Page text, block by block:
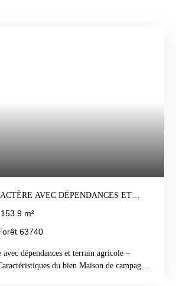
AVEC DÉPENDANCES ET
153.9 m²
63740
avec dépendances et terrain agricole –
du bien Maison de campagne